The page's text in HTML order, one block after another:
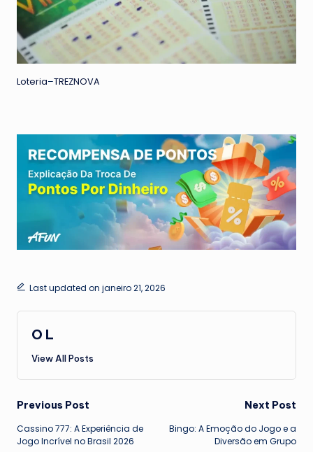
Loteria–TREZNOVA
Last updated on janeiro 21, 2026
O L
View All Posts
Post
navigation
Previous Post
Cassino 777: A Experiência de
Jogo Incrível no Brasil 2026
Next Post
Bingo: A Emoção do Jogo e a
Diversão em Grupo